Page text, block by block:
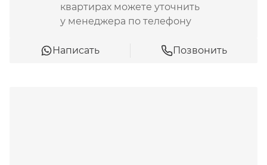
квартирах можете уточнить
у менеджера по телефону
Написать Позвонить